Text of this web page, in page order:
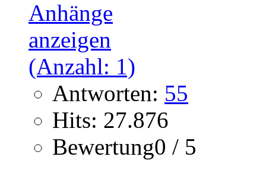
Antworten: 55
Hits: 27.876
Bewertung0 / 5